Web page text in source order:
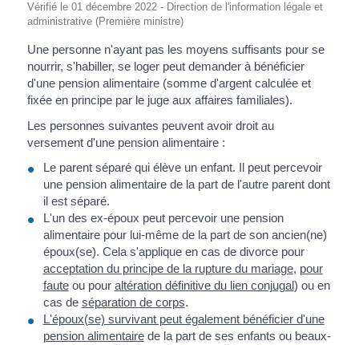
Vérifié le 01 décembre 2022 - Direction de l'information légale et
administrative (Première ministre)
Une personne n'ayant pas les moyens suffisants pour se
nourrir, s'habiller, se loger peut demander à bénéficier
d'une pension alimentaire (somme d'argent calculée et
fixée en principe par le juge aux affaires familiales).
Les personnes suivantes peuvent avoir droit au
versement d'une pension alimentaire :
Le parent séparé qui élève un enfant. Il peut percevoir
une pension alimentaire de la part de l'autre parent dont
il est séparé.
L'un des ex-époux peut percevoir une pension
alimentaire pour lui-même de la part de son ancien(ne)
époux(se). Cela s'applique en cas de divorce pour
acceptation du principe de la rupture du mariage, pour
fauteou pour altération définitive du lien conjugal) ou en
cas de séparation de corps.
L'époux(se) survivant peut également bénéficier d'une
pension alimentairede la part de ses enfants ou beaux-